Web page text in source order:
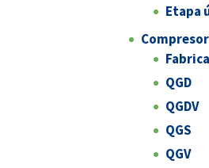
Etapa
QGD
QGDV
QGS
QGV